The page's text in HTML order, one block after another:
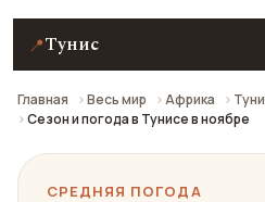
📍Тунис
Главная Весь мир Африка
Сезон и погода в Тунисе в ноябре
СРЕДНЯЯ ПОГОДА